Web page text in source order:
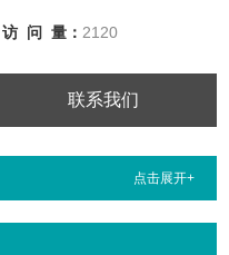
访 问 量： 2120
联系我们
点击展开+